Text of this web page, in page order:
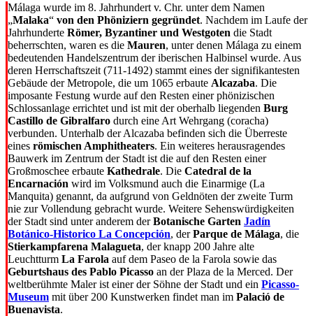
Málaga wurde im 8. Jahrhundert v. Chr. unter dem Namen
„Malaka“ von den Phöniziern gegründet. Nachdem im Laufe der
Jahrhunderte Römer, Byzantiner und Westgoten die Stadt
beherrschten, waren es die Mauren, unter denen Málaga zu einem
bedeutenden Handelszentrum der iberischen Halbinsel wurde. Aus
deren Herrschaftszeit (711-1492) stammt eines der signifikantesten
Gebäude der Metropole, die um 1065 erbaute Alcazaba. Die
imposante Festung wurde auf den Resten einer phönizischen
Schlossanlage errichtet und ist mit der oberhalb liegenden Burg
Castillo de Gibralfaro durch eine Art Wehrgang (coracha)
verbunden. Unterhalb der Alcazaba befinden sich die Überreste
eines römischen Amphitheaters. Ein weiteres herausragendes
Bauwerk im Zentrum der Stadt ist die auf den Resten einer
Großmoschee erbaute Kathedrale. Die Catedral de la
Encarnación wird im Volksmund auch die Einarmige (La
Manquita) genannt, da aufgrund von Geldnöten der zweite Turm
nie zur Vollendung gebracht wurde. Weitere Sehenswürdigkeiten
der Stadt sind unter anderem derBotanische Garten Jadín
Botánico-Historico La Concepción, derParque de Málaga, die
Stierkampfarena Malagueta, der knapp 200 Jahre alte
Leuchtturm La Farola auf dem Paseo de la Farola sowie das
Geburtshaus des Pablo Picasso an der Plaza de la Merced. Der
weltberühmte Maler ist einer der Söhne der Stadt und ein Picasso-
Museum mit über 200 Kunstwerken findet man im Palació de
Buenavista.